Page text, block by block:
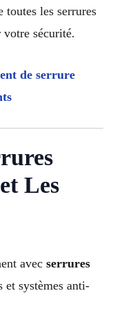
toutes les serrures
sécurité.
de serrure
Les
avec serrures
et systèmes anti-